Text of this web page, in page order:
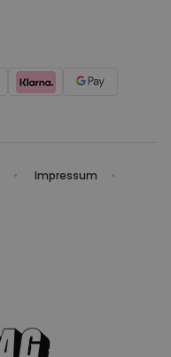
Impressum